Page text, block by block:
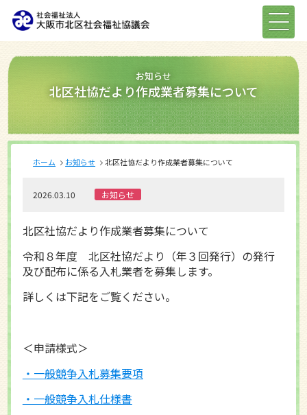
お知らせ
北区社協だより作成業者募集について
ホーム お知らせ 北区社協だより作成業者募集について
2026.03.10 お知らせ
北区社協だより作成業者募集について
令和８年度 北区社協だより（年３回発行）の発行
及び配布に係る入札業者を募集します。
詳しくは下記をご覧ください。
＜申請様式＞
・一般競争入札募集要項
・一般競争入札仕様書